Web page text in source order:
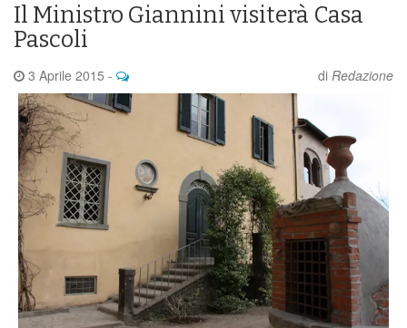
Il Ministro Giannini visiterà Casa
Pascoli
3 Aprile 2015 - di Redazione